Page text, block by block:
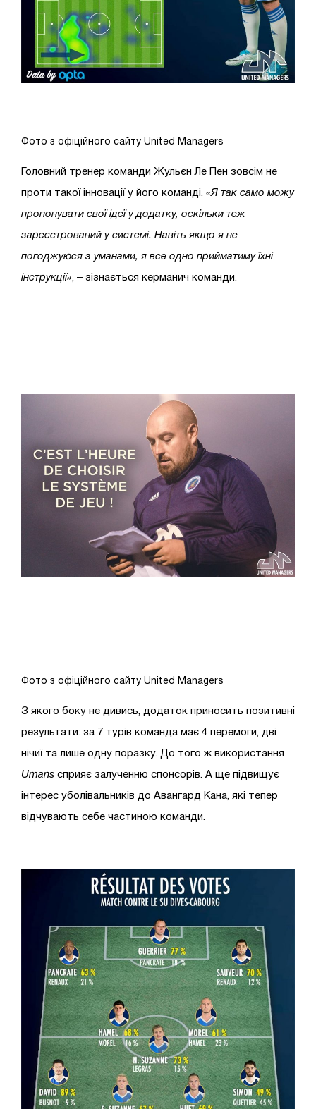
Фото з офіційного сайту United Managers
Головний тренер команди Жульєн Ле Пен зовсім не
проти такої інновації у його команді. «Я так само можу
пропонувати свої ідеї у додатку, оскільки теж
зареєстрований у системі. Навіть якщо я не
погоджуюся з уманами, я все одно прийматиму їхні
інструкції» , – зізнається керманич команди.
Фото з офіційного сайту United Managers
З якого боку не дивись, додаток приносить позитивні
результати: за 7 турів команда має 4 перемоги, дві
нічиї та лише одну поразку. До того ж використання
Umans сприяє залученню спонсорів. А ще підвищує
інтерес уболівальників до Авангард Кана, які тепер
відчувають себе частиною команди.